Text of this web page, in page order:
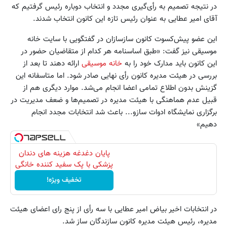
در نتیجه تصمیم به رأی‌گیری مجدد و انتخاب دوباره رئیس گرفتیم که
آقای امیر عطایی به عنوان رئیس تازه این کانون انتخاب شدند.
این عضو پیش‌کسوت کانون سازسازان در گفتگویی با سایت خانه
موسیقی نیز گفت: «طبق اساسنامه هر کدام از متقاضیان حضور در
این کانون باید مدارک خود را به خانه موسیقی ارائه دهند تا بعد از
بررسی در هیئت مدیره کانون رأی نهایی صادر شود. اما متاسفانه این
گزینش بدون اطلاع تمامی اعضا انجام می‌شد. موارد دیگری هم از
قبیل عدم هماهنگی با هیئت مدیره در تصمیم‌ها و ضعف مدیریت در
برگزاری نمایشگاه ادوات سازو... باعث شد انتخابات مجدد انجام
دهیم»
پایان دغدغه هزینه های دندان
پزشکی با پک سفید کننده خانگی
تخفیف ویژه!
در انتخابات اخیر بیاض امیر عطایی با سه رأی از پنج رای اعضای هیئت
مدیره، رئیس هیئت مدیره کانون سازندگان ساز شد.